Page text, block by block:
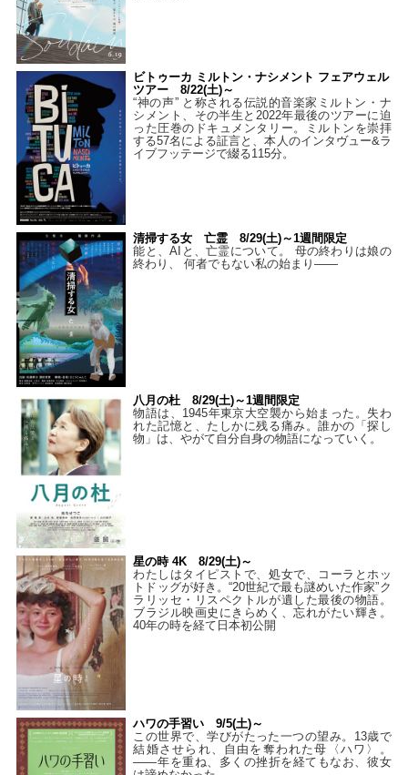
ビトゥーカ ミルトン・ナシメント フェアウェル
ツアー 8/22(土)～
“神の声” と称される伝説的音楽家ミルトン・ナ
シメント、その半生と2022年最後のツアーに迫
った圧巻のドキュメンタリー。ミルトンを崇拝
する57名による証言と、本人のインタヴュー&ラ
イブフッテージで綴る115分。
清掃する女 亡霊 8/29(土)～1週間限定
能と、AIと、亡霊について。 母の終わりは娘の
終わり、 何者でもない私の始まり――
八月の杜 8/29(土)～1週間限定
物語は、1945年東京大空襲から始まった。失わ
れた記憶と、たしかに残る痛み。誰かの「探し
物」は、やがて自分自身の物語になっていく。
星の時 4K 8/29(土)～
わたしはタイピストで、処⼥で、コーラとホッ
トドッグが好き。“20世紀で最も謎めいた作家”ク
ラリッセ・リスペクトルが遺した最後の物語。
ブラジル映画史にきらめく、忘れがたい輝き。
40年の時を経て⽇本初公開
ハワの手習い 9/5(土)～
この世界で、学びがたった一つの望み。13歳で
結婚させられ、自由を奪われた母〈ハワ〉。
——年を重ね、多くの挫折を経てもなお、彼女